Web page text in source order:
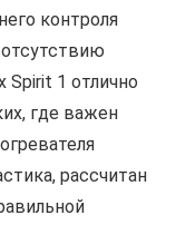
контроля
Spirit 1 отлично
где важен
рассчитан